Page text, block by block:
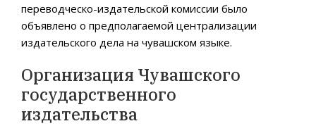
переводческо-издательской комиссии было
объявлено о предполагаемой централизации
издательского дела на чувашском языке.
Организация Чувашского
государственного
издательства